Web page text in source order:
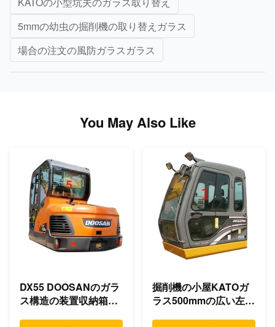
5mmの幼虫の掘削機の取り替えガラス
場合の注文の風防ガラスガラス
You May Also Like
DX55 DOOSANのガラ
ス構造の装置収納箱の
掘削機の小屋KATOガ
ラス500mmの広い左側